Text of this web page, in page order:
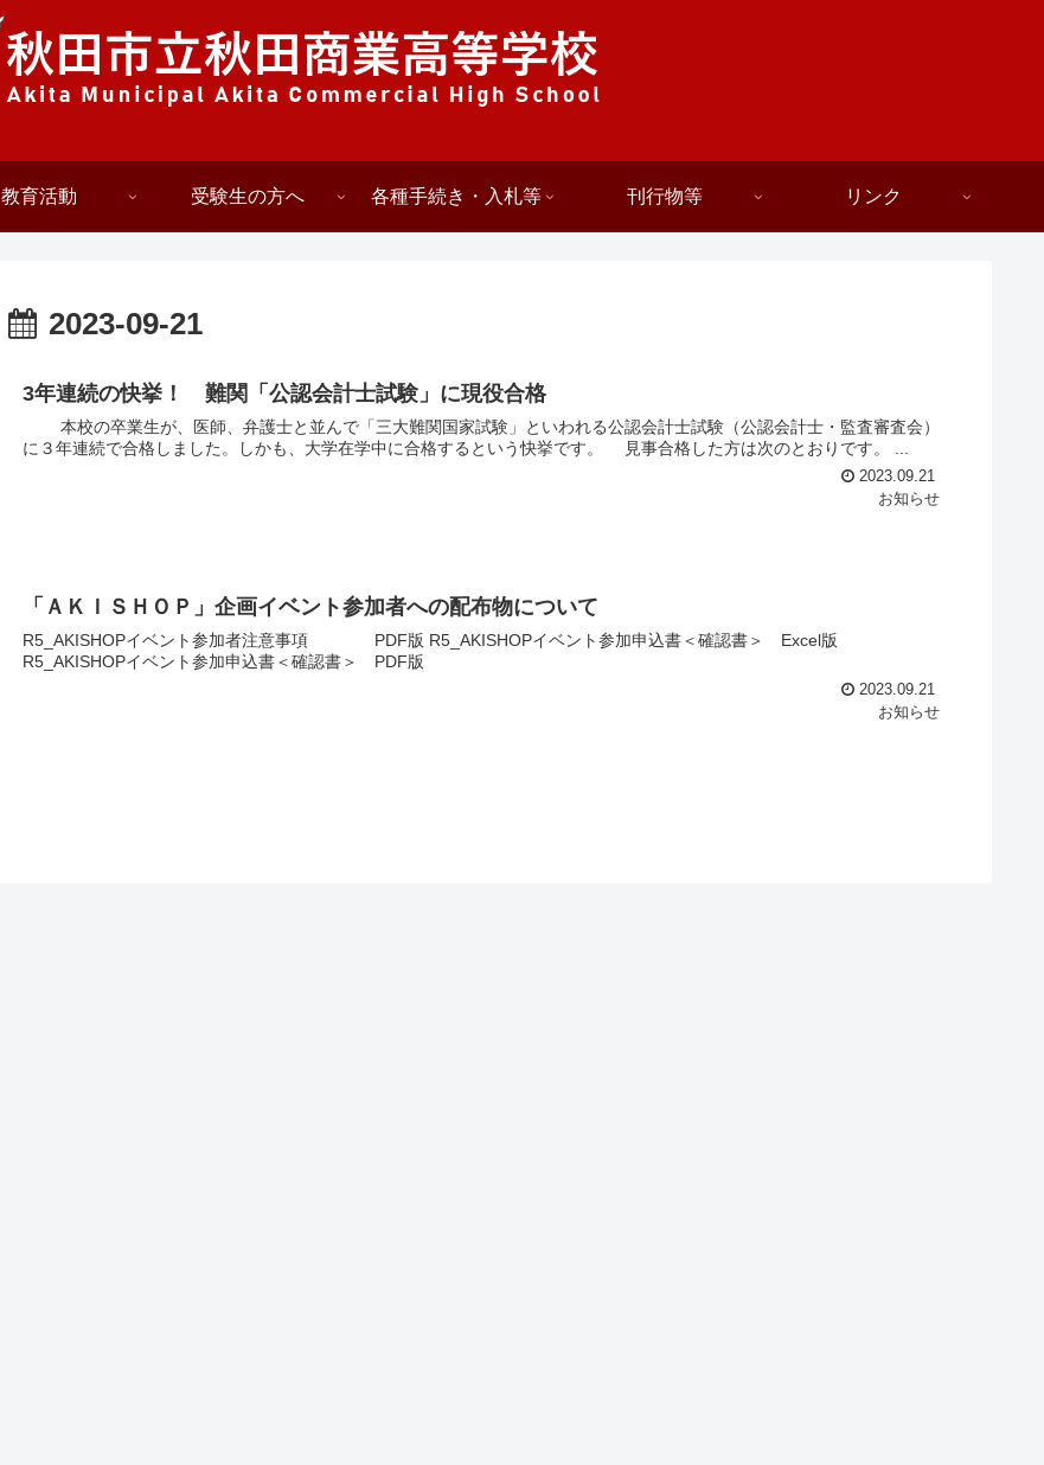
教育活動 受験生の方へ 各種手続き・入札等 刊行物等 リンク
2023-09-21
3年連続の快挙！ 難関「公認会計士試験」に現役合格
本校の卒業生が、医師、弁護士と並んで「三大難関国家試験」といわれる公認会計士試験（公認会計士・監査審査会）
に３年連続で合格しました。しかも、大学在学中に合格するという快挙です。 見事合格した方は次のとおりです。 ...
2023.09.21
お知らせ
「ＡＫＩＳＨＯＰ」企画イベント参加者への配布物について
R5_AKISHOPイベント参加者注意事項 PDF版 R5_AKISHOPイベント参加申込書＜確認書＞ Excel版
R5_AKISHOPイベント参加申込書＜確認書＞ PDF版
2023.09.21
お知らせ